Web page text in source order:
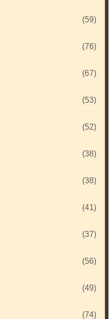
(59)
(76)
(67)
(53)
(52)
(38)
(38)
(41)
(37)
(56)
(49)
(74)